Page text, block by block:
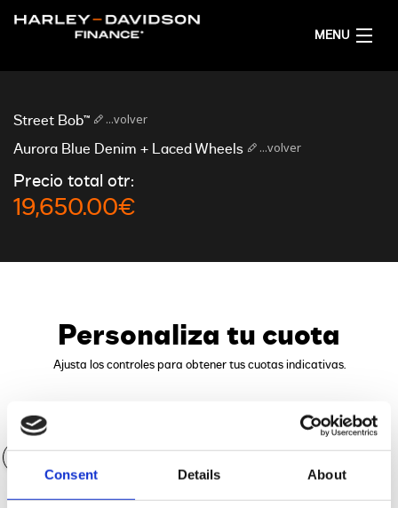
Consent Details About
MENU
OBTENER COTIZACIONES FINANCIERAS
Street Bob™ ...volver
Aurora Blue Denim + Laced Wheels ...volver
Precio total otr:
19,650.00€
Personaliza tu cuota
Ajusta los controles para obtener tus cuotas indicativas.
Entrada 0.00€